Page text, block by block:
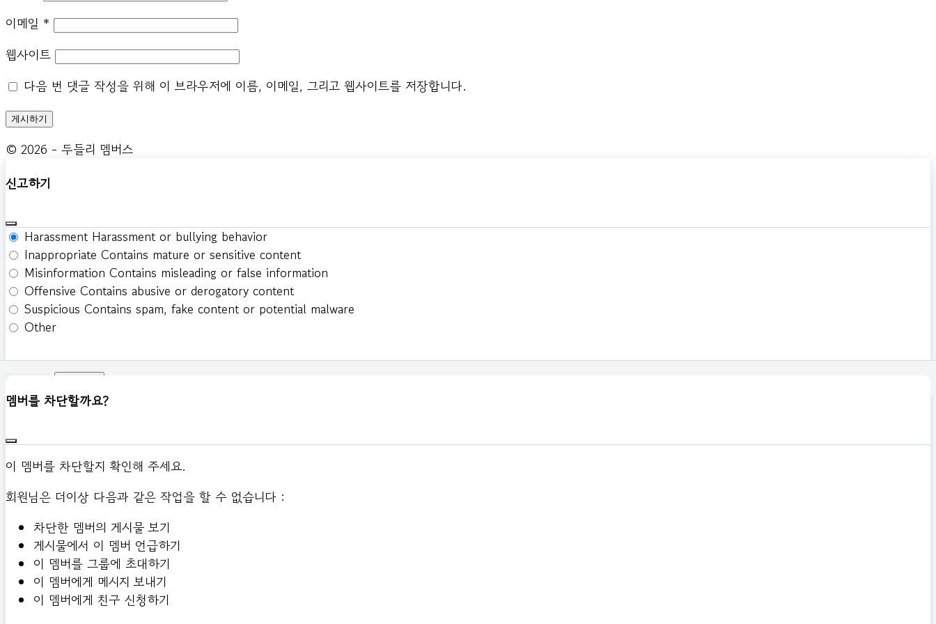
이메일 *
웹사이트
다음 번 댓글 작성을 위해 이 브라우저에 이름, 이메일, 그리고 웹사이트를 저장합니다.
© 2026 - 두들리 멤버스
신고하기
Harassment Harassment or bullying behavior
Inappropriate Contains mature or sensitive content
Misinformation Contains misleading or false information
Offensive Contains abusive or derogatory content
Suspicious Contains spam, fake content or potential malware
Other
멤버를 차단할까요?
이 멤버를 차단할지 확인해 주세요.
회원님은 더이상 다음과 같은 작업을 할 수 없습니다 :
차단한 멤버의 게시물 보기
게시물에서 이 멤버 언급하기
이 멤버를 그룹에 초대하기
이 멤버에게 메시지 보내기
이 멤버에게 친구 신청하기